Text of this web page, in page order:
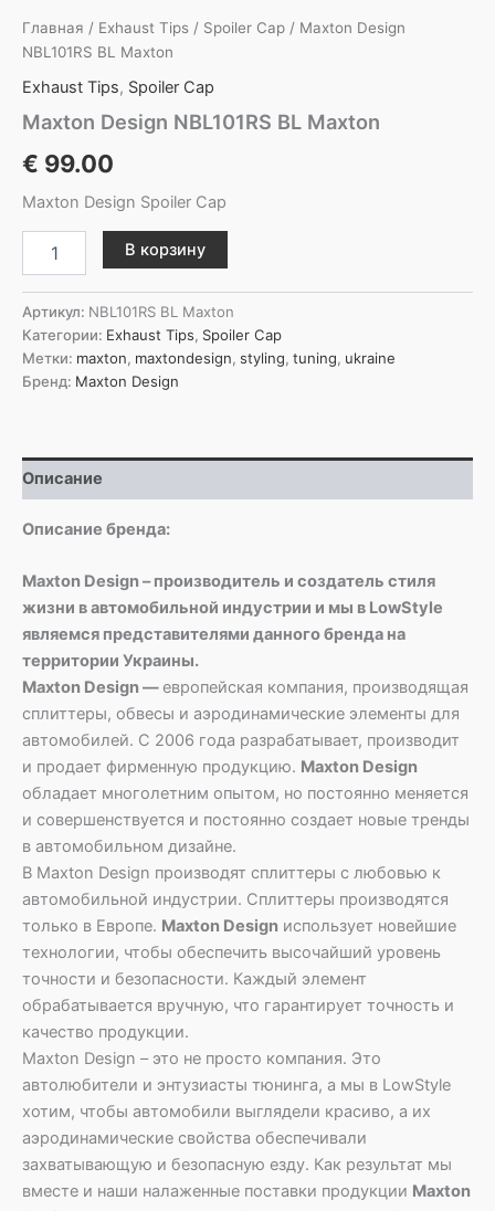
Главная / Exhaust Tips / Spoiler Cap / Maxton Design
NBL101RS BL Maxton
Exhaust Tips, Spoiler Cap
Maxton Design NBL101RS BL Maxton
€ 99.00
Maxton Design Spoiler Cap
товара
Design
NBL101RS
BL
Maxton
В корзину
Артикул: NBL101RS BL Maxton
Категории: Exhaust Tips, Spoiler Cap
Метки: maxton, maxtondesign, styling, tuning, ukraine
Бренд: Maxton Design
Описание
Описание бренда:
Maxton Design – производитель и создатель стиля
жизни в автомобильной индустрии и мы в LowStyle
являемся представителями данного бренда на
территории Украины.
Maxton Design —европейская компания, производящая
сплиттеры, обвесы и аэродинамические элементы для
автомобилей. С 2006 года разрабатывает, производит
и продает фирменную продукцию. Maxton Design
обладает многолетним опытом, но постоянно меняется
и совершенствуется и постоянно создает новые тренды
в автомобильном дизайне.
В Maxton Design производят сплиттеры с любовью к
автомобильной индустрии. Сплиттеры производятся
только в Европе. Maxton Design использует новейшие
технологии, чтобы обеспечить высочайший уровень
точности и безопасности. Каждый элемент
обрабатывается вручную, что гарантирует точность и
качество продукции.
Maxton Design – это не просто компания. Это
автолюбители и энтузиасты тюнинга, а мы в LowStyle
хотим, чтобы автомобили выглядели красиво, а их
аэродинамические свойства обеспечивали
захватывающую и безопасную езду. Как результат мы
вместе и наши налаженные поставки продукции Maxton